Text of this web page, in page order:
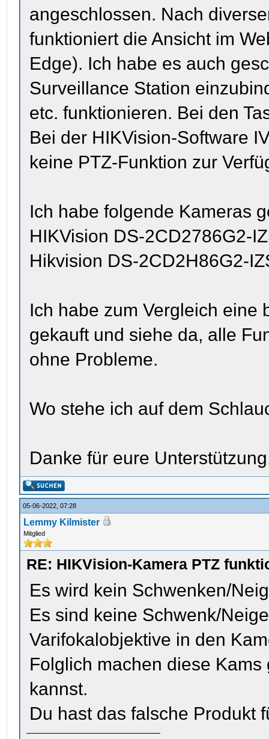
angeschlossen. Nach
funktioniert die Ansicht im
Edge). Ich habe es auch
Surveillance Station
etc. funktionieren. Bei den
Bei der HIKVision-Software
keine PTZ-Funktion zur
Ich habe folgende Kameras
HIKVision DS-2CD2786G2-
Hikvision DS-2CD2H86G2-
Ich habe zum Vergleich eine
gekauft und siehe da, alle
ohne Probleme.
Wo stehe ich auf dem
Danke für eure
05-06-2022, 07:28
Lemmy Kilmister
Mitglied
RE: HIKVision-Kamera PTZ
Es wird kein Schwenken/
Es sind keine Schwenk/
Varifokalobjektive in den
Folglich machen diese
kannst.
Du hast das falsche Produkt